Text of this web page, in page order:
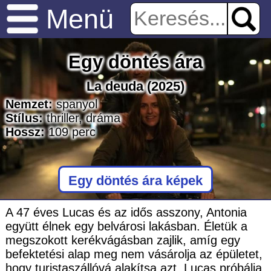
Menü
Egy döntés ára
La deuda(2025)
Nemzet: spanyol
Stílus: thriller,dráma
Hossz: 109perc
Egy döntés ára képek
A 47 éves Lucas és az idős asszony, Antonia
együtt élnek egy belvárosi lakásban. Életük a
megszokott kerékvágásban zajlik, amíg egy
befektetési alap meg nem vásárolja az épületet,
hogy turistaszállóvá alakítsa azt. Lucas próbálja